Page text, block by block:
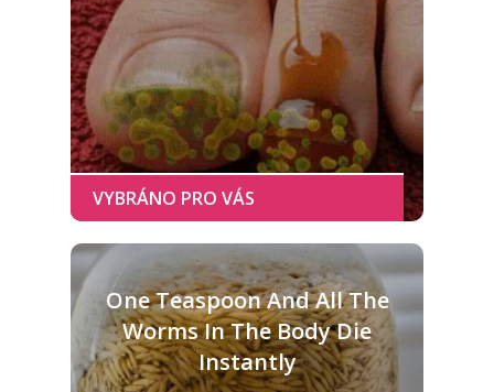
One Teaspoon And All The
Worms In The Body Die
Instantly